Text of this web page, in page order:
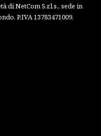
di NetCom S.r.l.s., sede in
P.IVA 13783471009,